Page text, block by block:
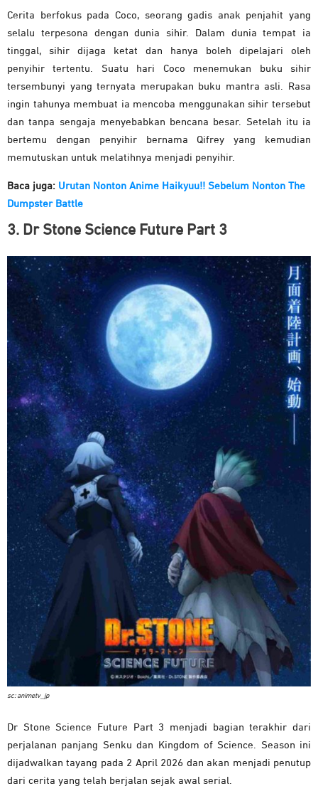
Cerita berfokus pada Coco, seorang gadis anak penjahit yang
selalu terpesona dengan dunia sihir. Dalam dunia tempat ia
tinggal, sihir dijaga ketat dan hanya boleh dipelajari oleh
penyihir tertentu. Suatu hari Coco menemukan buku sihir
tersembunyi yang ternyata merupakan buku mantra asli. Rasa
ingin tahunya membuat ia mencoba menggunakan sihir tersebut
dan tanpa sengaja menyebabkan bencana besar. Setelah itu ia
bertemu dengan penyihir bernama Qifrey yang kemudian
memutuskan untuk melatihnya menjadi penyihir.
Baca juga: Urutan Nonton Anime Haikyuu!! Sebelum Nonton The
Dumpster Battle
3. Dr Stone Science Future Part 3
sc: animetv_jp
Dr Stone Science Future Part 3 menjadi bagian terakhir dari
perjalanan panjang Senku dan Kingdom of Science. Season ini
dijadwalkan tayang pada 2 April 2026 dan akan menjadi penutup
dari cerita yang telah berjalan sejak awal serial.